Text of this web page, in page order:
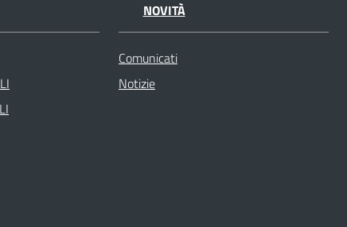
NOVITÀ
Comunicati
Notizie